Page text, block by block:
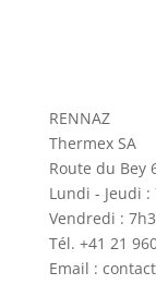
RENNAZ
Thermex SA
Route du Bey
Lundi - Jeudi
Vendredi :
Tél. +41 21
Email :